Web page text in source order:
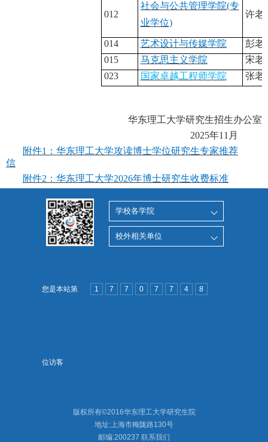
012
社会与公共管理学院(专
业学位)
许老
014 艺术设计与传媒学院
彭老
015
马克思主义学院
宋老
023 国家卓越工程师学院 张老
华东理工大学研究生招生办公室
2025年11 月
附件1：华东理工大学攻读博士学位研究生专家推荐
信
附件2：华东理工大学2026年博士研究生收费标准
学校各学院
校外相关单位
您是本站第 1 7 7 0 7 7 4 8
位访客
版权所有©2016华东理工大学研究生院
地址:上海市梅陇路130号
邮编:200237 联系我们